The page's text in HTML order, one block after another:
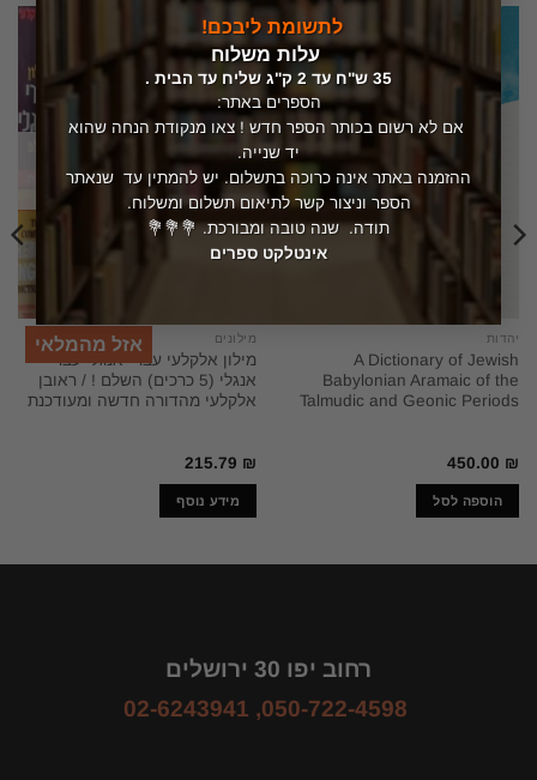
לתשומת ליבכם!
עלות משלוח
35 ש"ח עד 2 ק"ג שליח עד הבית .
הספרים באתר:
אם לא רשום בכותר הספר חדש ! צאו מנקודת הנחה שהוא
יד שנייה.
ההזמנה באתר אינה כרוכה בתשלום. יש להמתין עד שנאתר
הספר וניצור קשר לתיאום תשלום ומשלוח.
תודה. שנה טובה ומבורכת. 💐💐💐
אינטלקט ספרים
יהדות
A Dictionary of Jewish
Babylonian Aramaic of the
Talmudic and Geonic Periods
450.00 ₪
הוספה לסל
המלאי אזל
אזל מהמלאי מילונים
מילון אלקלעי עברי-אנגלי עברי –
אנגלי (5 כרכים) השלם ! / ראובן
אלקלעי מהדורה חדשה ומעודכנת
215.79 ₪
מידע נוסף
רחוב יפו 30 ירושלים
050-722-4598
,
02-6243941